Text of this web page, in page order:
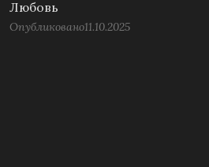
Любовь
Опубликовано11.10.2025